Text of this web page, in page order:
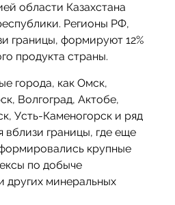
области Казахстана
Регионы РФ,
границы, формируют 12%
продукта страны.
города, как Омск,
Волгоград, Актобе,
Усть-Каменогорск и ряд
вблизи границы, где еще
крупные
по добыче
других минеральных